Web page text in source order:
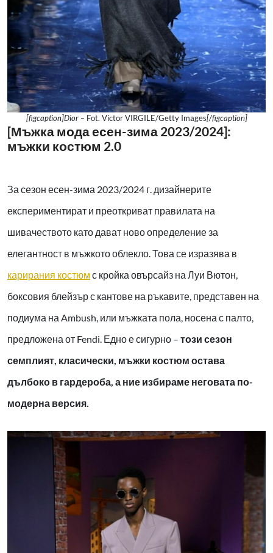
[figcaption]Dior – Fot. Victor VIRGILE/Getty Images[/figcaption]
[Мъжка мода есен-зима 2023/2024]:
мъжки костюм 2.0
За сезон есен-зима 2023/2024 г. дизайнерите
експериментират и преоткриват правилата на
шивачеството като дават ново определение за
елегантност в мъжкото облекло. Това се изразява в
карирания костюм с кройка овърсайз на Луи Вютон,
боксовия блейзър с кантове на ръкавите, представен на
подиума на Ambush, или мъжката пола, носена с палто,
предложена от Fendi. Едно е сигурно – този сезон
семплият, класически, мъжки костюм остава
дълбоко в гардероба, а ние избираме неговата по-
модерна версия.